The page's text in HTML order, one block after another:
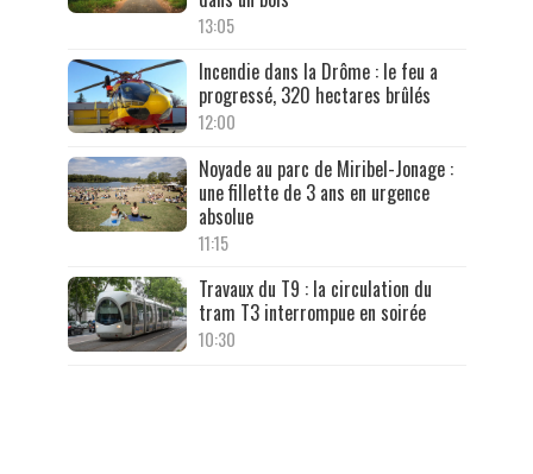
13:05
Incendie dans la Drôme : le feu a
progressé, 320 hectares brûlés
12:00
Noyade au parc de Miribel-Jonage :
une fillette de 3 ans en urgence
absolue
11:15
Travaux du T9 : la circulation du
tram T3 interrompue en soirée
10:30